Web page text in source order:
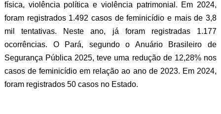
física, violência política e violência patrimonial. Em 2024,
foram registrados 1.492 casos de feminicídio e mais de 3,8
mil tentativas. Neste ano, já foram registradas 1.177
ocorrências. O Pará, segundo o Anuário Brasileiro de
Segurança Pública 2025, teve uma redução de 12,28% nos
casos de feminicídio em relação ao ano de 2023. Em 2024,
foram registrados 50 casos no Estado.